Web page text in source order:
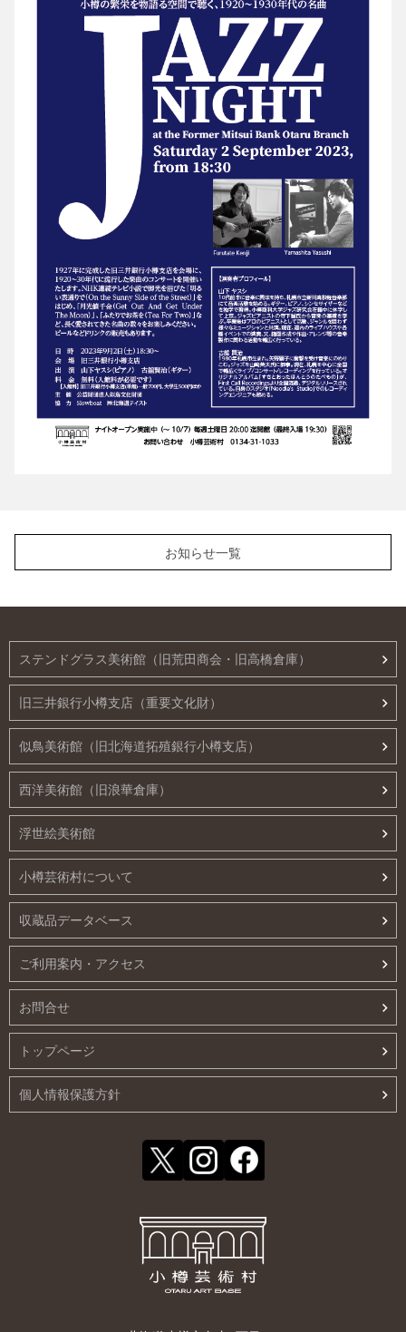
お知らせ一覧
ステンドグラス美術館（旧荒田商会・旧高橋倉庫）
旧三井銀行小樽支店（重要文化財）
似鳥美術館（旧北海道拓殖銀行小樽支店）
西洋美術館（旧浪華倉庫）
浮世絵美術館
小樽芸術村について
収蔵品データベース
ご利用案内・アクセス
お問合せ
トップページ
個人情報保護方針